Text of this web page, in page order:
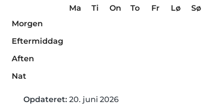
Ma Ti On To Fr Lø
Sø
Morgen
Eftermiddag
Aften
Nat
Opdateret: 20. juni 2026